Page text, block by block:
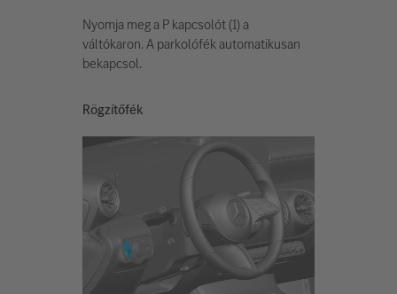
Nyomja meg a P kapcsolót (1) a
váltókaron. A parkolófék automatikusan
bekapcsol.
Rögzítőfék